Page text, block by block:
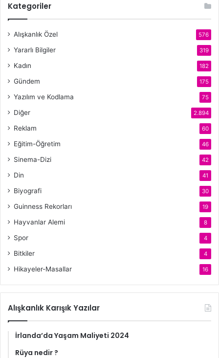
Kategoriler
Alışkanlık Özel 576
Yararlı Bilgiler 319
Kadın 182
Gündem 175
Yazılım ve Kodlama 75
Diğer 2.894
Reklam 60
Eğitim-Öğretim 46
Sinema-Dizi 42
Din 41
Biyografi 30
Guinness Rekorları 19
Hayvanlar Alemi 8
Spor 4
Bitkiler 4
Hikayeler-Masallar 16
Alışkanlık Karışık Yazılar
İrlanda’da Yaşam Maliyeti 2024
Rüya nedir ?